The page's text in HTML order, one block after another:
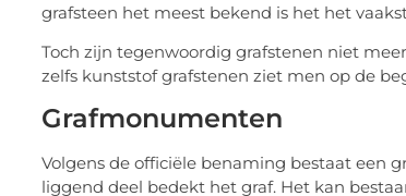
grafsteen het meest bekend is het het
Toch zijn tegenwoordig grafstenen niet
zelfs kunststof grafstenen ziet men op de
Grafmonumenten
Volgens de officiële benaming bestaat een
liggend deel bedekt het graf. Het kan